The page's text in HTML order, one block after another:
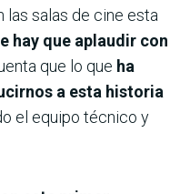
las salas de cine esta
hay que aplaudir con
que lo que ha
a esta historia
el equipo técnico y